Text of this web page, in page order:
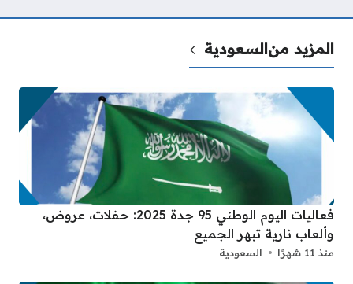
المزيد منالسعودية
فعاليات اليوم الوطني 95 جدة 2025: حفلات، عروض،
وألعاب نارية تبهر الجميع
منذ 11 شهرًا السعودية